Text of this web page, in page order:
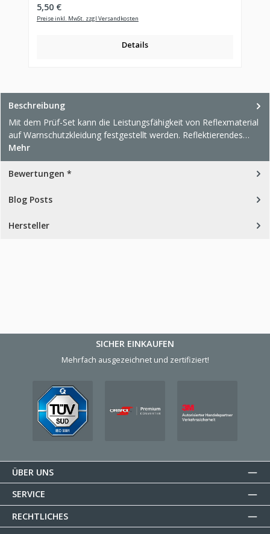
Regulärer Preis:
5,50 €
Preise inkl. MwSt. zzgl Versandkosten
Details
Beschreibung
Mit dem Prüf-Set kann die Leistungsfähigkeit von Reflexmaterial
auf Warnschutzkleidung festgestellt werden. Reflektierendes…
Mehr
Bewertungen *
Blog Posts
Hersteller
SICHER EINKAUFEN
Mehrfach ausgezeichnet und zertifiziert!
ÜBER UNS
SERVICE
RECHTLICHES